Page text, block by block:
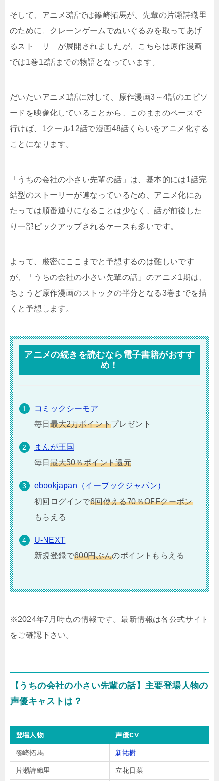
そして、アニメ3話では篠崎拓馬が、先輩の片瀬詩織里
のために、クレーンゲームでぬいぐるみを取ってあげ
るストーリーが展開されましたが、こちらは原作漫画
では1巻12話までの物語となっています。
だいたいアニメ1話に対して、原作漫画3～4話のエピソ
ードを映像化していることから、このままのペースで
行けば、1クール12話で漫画48話くらいをアニメ化する
ことになります。
「うちの会社の小さい先輩の話」は、基本的には1話完
結型のストーリーが連なっているため、アニメ化にあ
たっては順番通りになることは少なく、話が前後した
り一部ピックアップされるケースも多いです。
よって、厳密にここまでと予想するのは難しいです
が、「うちの会社の小さい先輩の話」のアニメ1期は、
ちょうど原作漫画のストックの半分となる3巻までを描
くと予想します。
アニメの続きを読むなら電子書籍がおすす
め！
コミックシーモア
毎日 最大2万ポイントプレゼント
まんが王国
毎日 最大50％ポイント還元
ebookjapan（イーブックジャパン）
初回ログインで6回使える70％OFFクーポン
もらえる
U-NEXT
新規登録で600円ぶんのポイントもらえる
※2024年7月時点の情報です。最新情報は各公式サイト
をご確認下さい。
【うちの会社の小さい先輩の話】主要登場人物の
声優キャストは？
登場人物 声優CV
篠崎拓馬 新祐樹
片瀬詩織里 立花日菜